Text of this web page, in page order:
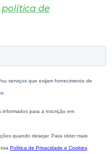
política de